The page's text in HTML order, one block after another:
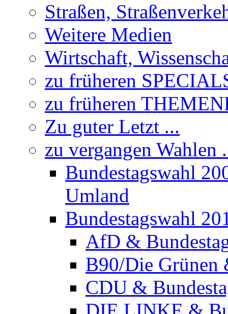
Straßen,
Weitere Medien
Wirtschaft,
zu früheren
zu früheren
Zu guter Letzt ...
zu vergangen Wahlen
Bundestagswahl
Umland
Bundestagswahl
AfD &
B90/Die Grünen
CDU &